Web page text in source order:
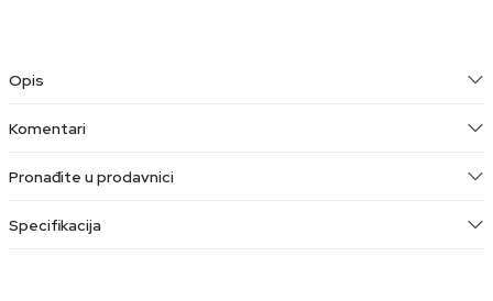
Opis
Komentari
Pronađite u prodavnici
Specifikacija